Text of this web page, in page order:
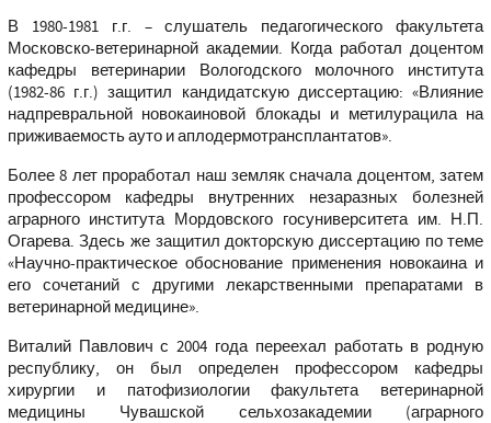
В 1980-1981 г.г. – слушатель педагогического факультета
Московско-ветеринарной академии. Когда работал доцентом
кафедры ветеринарии Вологодского молочного института
(1982-86 г.г.) защитил кандидатскую диссертацию: «Влияние
надпревральной новокаиновой блокады и метилурацила на
приживаемость ауто и аплодермотрансплантатов».
Более 8 лет проработал наш земляк сначала доцентом, затем
профессором кафедры внутренних незаразных болезней
аграрного института Мордовского госуниверситета им. Н.П.
Огарева. Здесь же защитил докторскую диссертацию по теме
«Научно-практическое обоснование применения новокаина и
его сочетаний с другими лекарственными препаратами в
ветеринарной медицине».
Виталий Павлович с 2004 года переехал работать в родную
республику, он был определен профессором кафедры
хирургии и патофизиологии факультета ветеринарной
медицины Чувашской сельхозакадемии (аграрного